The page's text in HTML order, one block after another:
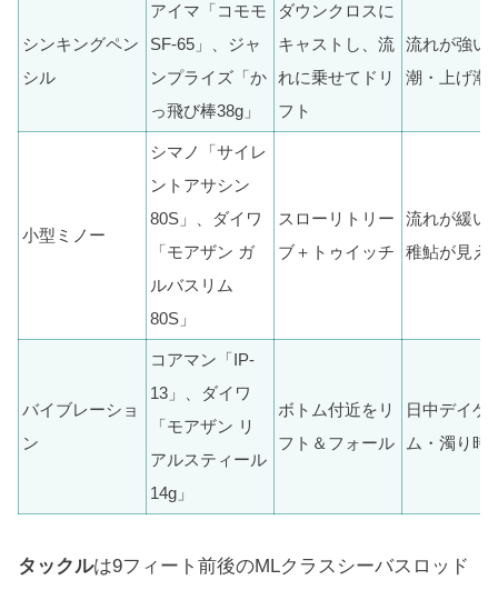
シンキングペン
シル
アイマ「コモモ
SF-65」、ジャ
ンプライズ「か
っ飛び棒38g」
ダウンクロスに
キャストし、流
れに乗せてドリ
フト
流れが強い
潮・上げ潮
小型ミノー
シマノ「サイレ
ントアサシン
80S」、ダイワ
「モアザン ガ
ルバスリム
80S」
スローリトリー
ブ＋トゥイッチ
流れが緩い
稚鮎が見え
バイブレーショ
ン
コアマン「IP-
13」、ダイワ
「モアザン リ
アルスティール
14g」
ボトム付近をリ
フト＆フォール
日中デイゲ
ム・濁り時
タックルは9フィート前後のMLクラスシーバスロッド